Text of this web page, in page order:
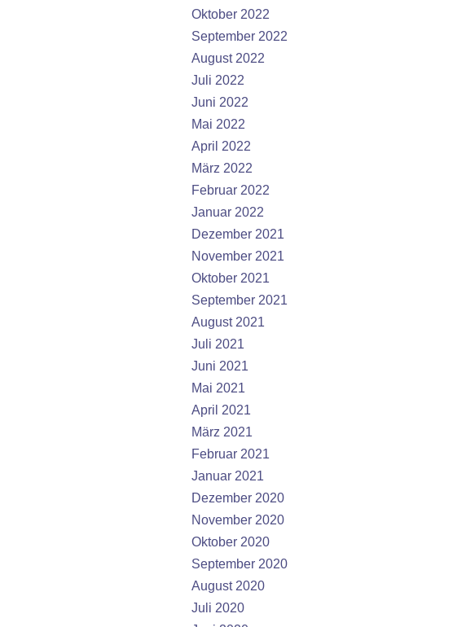
Oktober 2022
September 2022
August 2022
Juli 2022
Juni 2022
Mai 2022
April 2022
März 2022
Februar 2022
Januar 2022
Dezember 2021
November 2021
Oktober 2021
September 2021
August 2021
Juli 2021
Juni 2021
Mai 2021
April 2021
März 2021
Februar 2021
Januar 2021
Dezember 2020
November 2020
Oktober 2020
September 2020
August 2020
Juli 2020